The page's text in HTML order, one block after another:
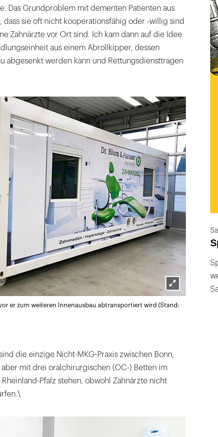
Das Grundproblem mit dementen Patienten aus
dass sie oft nicht kooperationsfähig oder -willig sind
Zahnärzte vor Ort sind. Ich kam dann auf die Idee
aus einem Abrollkipper, dessen
abgesenkt werden kann und Rettungsdiensttragen
Lightbox
öffnen
er zum weiteren Innenausbau abtransportiert wird (Stand:
die einzige Nicht-MKG-Praxis zwischen Bonn,
mit drei oralchirurgischen (OC-) Betten im
Pfalz stehen, obwohl Zahnärzte nicht